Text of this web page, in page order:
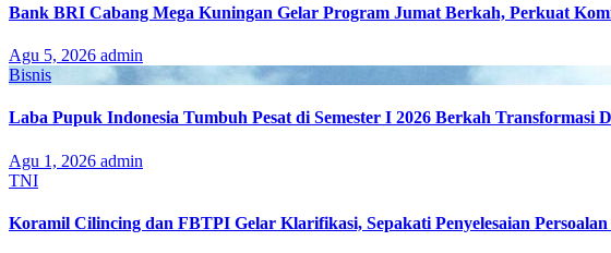
Bank BRI Cabang Mega Kuningan Gelar Program Jumat Berkah, Perkuat
Agu 5, 2026 admin
Bisnis
Laba Pupuk Indonesia Tumbuh Pesat di Semester I 2026 Berkah Transformasi
Agu 1, 2026 admin
TNI
Koramil Cilincing dan FBTPI Gelar Klarifikasi, Sepakati Penyelesaian